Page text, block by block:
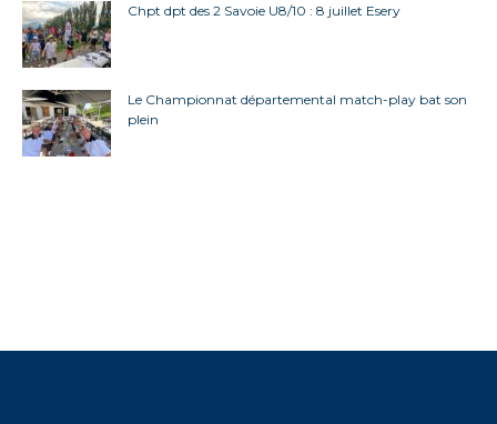
Chpt dpt des 2 Savoie U8/10 : 8 juillet Esery
Le Championnat départemental match-play bat son
plein